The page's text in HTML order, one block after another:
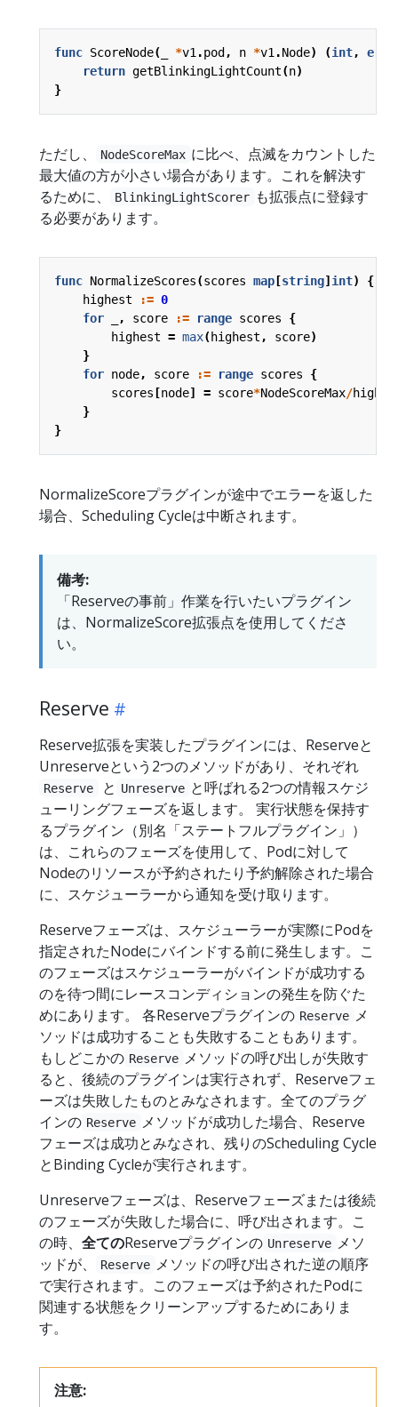
func ScoreNode( *v1 .pod, n *v1 .Node) (int,
return getBlinkingLightCount(n)
}
ただし、 NodeScoreMax に比べ、点滅をカウントした
最大値の方が小さい場合があります。これを解決す
るために、
BlinkingLightScorer も拡張点に登録す
る必要があります。
func NormalizeScores(scores map[string]int)
{
highest
:= 0
for
, score := range scores
{
highest = max(highest , score)
}
for node, score := range scores
{
scores[node] = score*NodeScoreMax/
}
}
NormalizeScoreプラグインが途中でエラーを返した
場合、Scheduling Cycleは中断されます。
備考:
「Reserveの事前」作業を行いたいプラグイン
は、NormalizeScore拡張点を使用してくださ
い。
Reserve
Reserve拡張を実装したプラグインには、Reserveと
Unreserveという2つのメソッドがあり、それぞれ
Reserve と Unreserve と呼ばれる2つの情報スケジ
ューリングフェーズを返します。 実行状態を保持す
るプラグイン（別名「ステートフルプラグイン」）
は、これらのフェーズを使用して、Podに対して
Nodeのリソースが予約されたり予約解除された場合
に、スケジューラーから通知を受け取ります。
Reserveフェーズは、スケジューラーが実際にPodを
指定されたNodeにバインドする前に発生します。こ
のフェーズはスケジューラーがバインドが成功する
のを待つ間にレースコンディションの発生を防ぐた
めにあります。 各Reserveプラグインの Reserve メ
ソッドは成功することも失敗することもあります。
もしどこかの Reserve メソッドの呼び出しが失敗す
ると、後続のプラグインは実行されず、Reserveフェ
ーズは失敗したものとみなされます。全てのプラグ
インの Reserve メソッドが成功した場合、Reserve
フェーズは成功とみなされ、残りのScheduling Cycle
とBinding Cycleが実行されます。
Unreserveフェーズは、Reserveフェーズまたは後続
のフェーズが失敗した場合に、呼び出されます。こ
の時、 全てのReserveプラグインの Unreserve メソ
ッドが、
Reserve メソッドの呼び出された逆の順序
で実行されます。このフェーズは予約されたPodに
関連する状態をクリーンアップするためにありま
す。
注意: